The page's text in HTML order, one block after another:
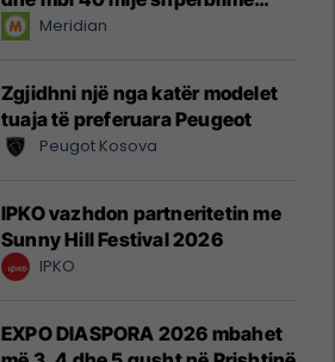
instant!Meridian
Zgjidhni një nga katër modelet
tuaja të preferuara Peugeot
Peugot Kosova
IPKO vazhdon partneritetin me
Sunny Hill Festival 2026
IPKO
EXPO DIASPORA 2026 mbahet